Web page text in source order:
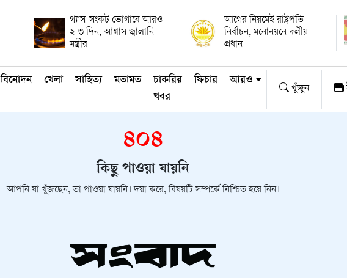
গ্যাস-সংকট ভোগাবে আরও
২-৩ দিন, আশ্বাস জ্বালানি
মন্ত্রীর
আগের নিয়মেই রাষ্ট্রপতি
নির্বাচন, মনোনয়নে দলীয়
প্রধান
বিনোদন খেলা সাহিত্য মতামত
চাকরির
খবর
ফিচার আরও
খুঁজুন
৪০৪
কিছু পাওয়া যায়নি
আপনি যা খুঁজছেন, তা পাওয়া যায়নি। দয়া করে, বিষয়টি সম্পর্কে নিশ্চিত হয়ে নিন।